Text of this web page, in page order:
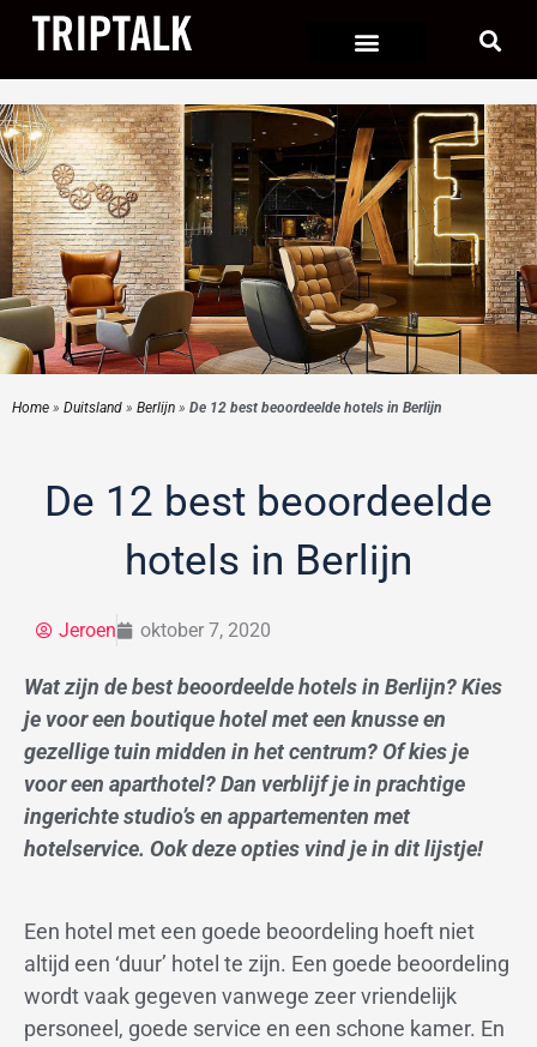
de
inhoud
Home » Duitsland » Berlijn » De 12 best beoordeelde hotels in Berlijn
De 12 best beoordeelde
hotels in Berlijn
Jeroen oktober 7, 2020
Wat zijn de best beoordeelde hotels in Berlijn? Kies
je voor een boutique hotel met een knusse en
gezellige tuin midden in het centrum? Of kies je
voor een aparthotel? Dan verblijf je in prachtige
ingerichte studio’s en appartementen met
hotelservice. Ook deze opties vind je in dit lijstje!
Een hotel met een goede beoordeling hoeft niet
altijd een ‘duur’ hotel te zijn. Een goede beoordeling
wordt vaak gegeven vanwege zeer vriendelijk
personeel, goede service en een schone kamer. En